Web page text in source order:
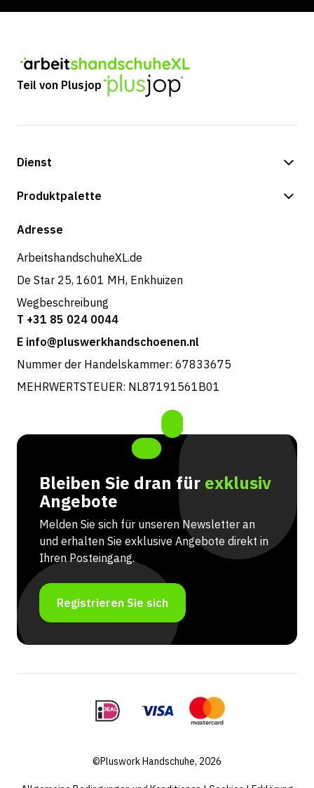
Teil von Plusjop
Dienst
Zahlungsmöglichkeiten
Rücksendungen und Service
Produktpalette
Shop
Adresse
ArbeitshandschuheXL.de
De Star 25, 1601 MH, Enkhuizen
Wegbeschreibung
T +31 85 024 0044
E info@pluswerkhandschoenen.nl
Nummer der Handelskammer: 67833675
MEHRWERTSTEUER: NL87191561B01
Bleiben Sie dran für exklusiv
Angebote
Melden Sie sich für unseren Newsletter an
und erhalten Sie exklusive Angebote direkt in
Ihren Posteingang.
Registrieren Sie sich
©Pluswork Handschuhe, 2026